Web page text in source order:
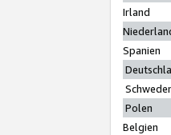
Irland
Spanien
Polen
Belgien